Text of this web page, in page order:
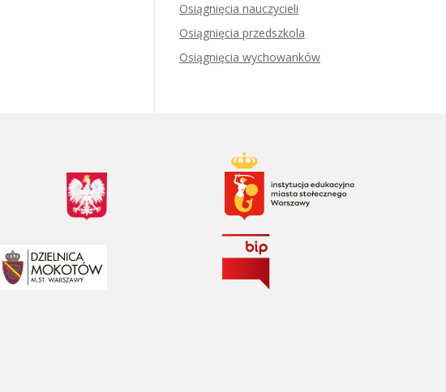
Osiągnięcia nauczycieli
Osiągnięcia przedszkola
Osiągnięcia wychowanków